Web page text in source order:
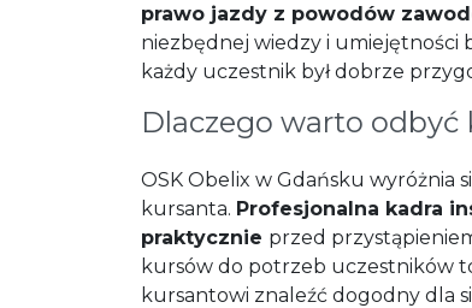
prawo jazdy z powodów
niezbędnej wiedzy i umiejętności
każdy uczestnik był dobrze
Dlaczego warto odbyć
OSK Obelix w Gdańsku wyróżnia
kursanta. Profesjonalna kadra
praktycznie przed
kursów do potrzeb uczestników
kursantowi znaleźć dogodny dla